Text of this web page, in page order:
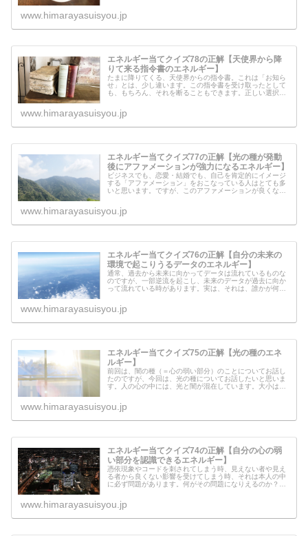
www.himarayasuisyou.jp
エネルギー当てクイズ78の正解【天使界から降
りて来る指令書のエネルギー】
たまに降りてくる、天使界からの指令書。これは「お知ら
せ」とは、少し違います。この指令書を受け取ったとして
も、もちろん、それを断ることもできます。正しい選択を
www.himarayasuisyou.jp
エネルギー当てクイズ77の正解【光の種が発動
後にアファメーションが強力になるエネルギー】
ビジネスでも、恋愛・結婚でも、自己を肯定的にイメージ
する「アファメーション」をおこなっている人はとても多
いと思います。ですが、このアファメーションが良くない
www.himarayasuisyou.jp
エネルギー当てクイズ76の正解【自分の未来の
環境で起こりうるデータのエネルギー】
通常、過去から未来に向かってデータは流れているものな
のですが、一部逆流を起こし、未来のデータが過去に向か
って流れている時があります。実は、それは、誰かが何か
い誰なのでしょう？受け取るべき未...
www.himarayasuisyou.jp
エネルギー当てクイズ75の正解【光の種のエネ
ルギー】
前回は、闇の種（＝心の弱い部分）のことについてお話し
たのですが、今回は、光の種についてお話したいと思いま
す。人の心の中には、光と闇が混在しています。大小はあ
るのか、闇の種が発動するのかによ...
www.himarayasuisyou.jp
エネルギー当てクイズ74の正解【自分の心の弱
い部分を認識できるエネルギー】
憑依現象やコードを刺されてしまう時、見えない者や見え
る者から良くない影響を受けてしまう時、それは本人の中
に必ず問題があります。何がその問題になりえるのか？と
中には、光を大きくする光の種があ...
www.himarayasuisyou.jp